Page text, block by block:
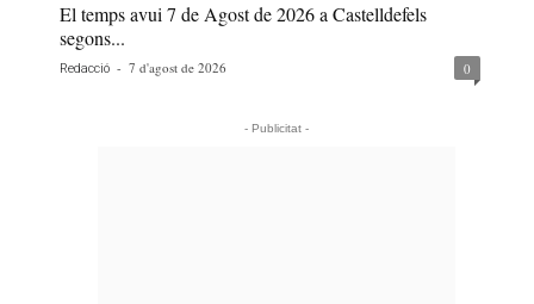
El temps avui 7 de Agost de 2026 a Castelldefels
segons...
Redacció - 7 d'agost de 2026 0
- Publicitat -